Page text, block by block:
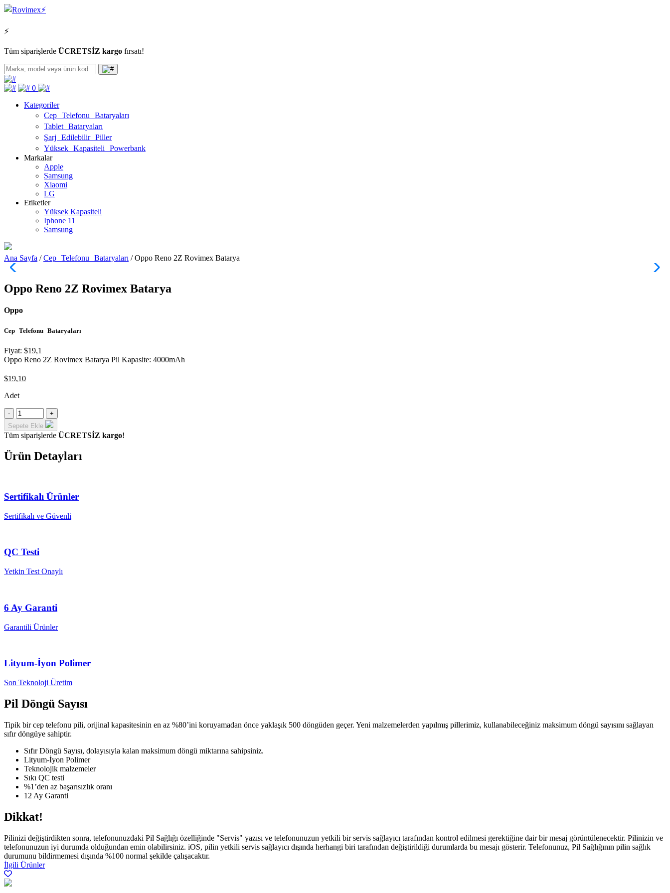
⚡
Tüm siparişlerde ÜCRETSİZ kargo fırsatı!
0
Kategoriler
Cep Telefonu Bataryaları
Tablet Bataryaları
Şarj Edilebilir Piller
Yüksek Kapasiteli Powerbank
Markalar
Apple
Samsung
Xiaomi
LG
Etiketler
Yüksek Kapasiteli
Iphone 11
Samsung
Ana Sayfa /Cep Telefonu Bataryaları / Oppo Reno 2Z Rovimex Batarya
Oppo Reno 2Z Rovimex Batarya
Oppo
Cep Telefonu Bataryaları
Fiyat: $19,1
Oppo Reno 2Z Rovimex Batarya Pil Kapasite: 4000mAh
$19,10
Adet
-
+
Sepete Ekle
Tüm siparişlerde ÜCRETSİZ kargo!
Ürün Detayları
Sertifikalı Ürünler
Sertifikalı ve Güvenli
QC Testi
Yetkin Test Onaylı
6 Ay Garanti
Garantili Ürünler
Lityum-İyon Polimer
Son Teknoloji Üretim
Pil Döngü Sayısı
Tipik bir cep telefonu pili, orijinal kapasitesinin en az %80’ini koruyamadan önce yaklaşık 500 döngüden geçer. Yeni malzemelerden yapılmış pillerimiz, kullanabileceğiniz maksimum döngü sayısını sağlayan
sıfır döngüye sahiptir.
Sıfır Döngü Sayısı, dolayısıyla kalan maksimum döngü miktarına sahipsiniz.
Lityum-İyon Polimer
Teknolojik malzemeler
Sıkı QC testi
%1’den az başarısızlık oranı
12 Ay Garanti
Dikkat!
Pilinizi değiştirdikten sonra, telefonunuzdaki Pil Sağlığı özelliğinde "Servis" yazısı ve telefonunuzun yetkili bir servis sağlayıcı tarafından kontrol edilmesi gerektiğine dair bir mesaj görüntülenecektir. Pilinizin ve
telefonunuzun iyi durumda olduğundan emin olabilirsiniz. iOS, pilin yetkili servis sağlayıcı dışında herhangi biri tarafından değiştirildiği durumlarda bu mesajı gösterir. Telefonunuz, Pil Sağlığının pilin sağlık
durumunu bildirmemesi dışında %100 normal şekilde çalışacaktır.
İlgili Ürünler